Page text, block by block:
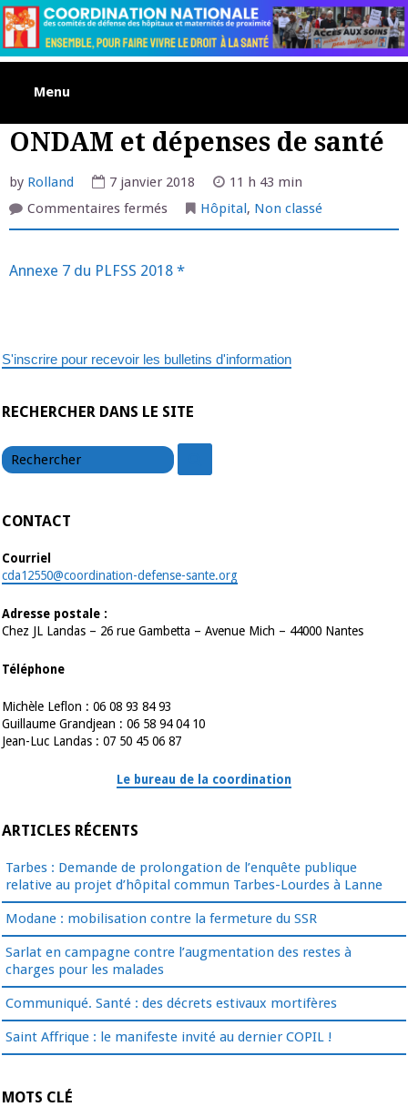
Skip
to
content
Menu
ONDAM et dépenses de santé
by Rolland 7 janvier 2018
11 h 43 min
Commentaires ferméssur
et
santé
Hôpital, Non classé
Annexe 7 du PLFSS 2018 *
S'inscrire pour recevoir les bulletins d'information
RECHERCHER DANS LE SITE
CONTACT
Courriel
cda12550@coordination-defense-sante.org
Adresse postale :
Chez JL Landas – 26 rue Gambetta – Avenue Mich – 44000 Nantes
Téléphone
Michèle Leflon : 06 08 93 84 93
Guillaume Grandjean : 06 58 94 04 10
Jean-Luc Landas : 07 50 45 06 87
Le bureau de la coordination
ARTICLES RÉCENTS
Tarbes : Demande de prolongation de l’enquête publique
relative au projet d’hôpital commun Tarbes-Lourdes à Lanne
Modane : mobilisation contre la fermeture du SSR
Sarlat en campagne contre l’augmentation des restes à
charges pour les malades
Communiqué. Santé : des décrets estivaux mortifères
Saint Affrique : le manifeste invité au dernier COPIL !
MOTS CLÉ